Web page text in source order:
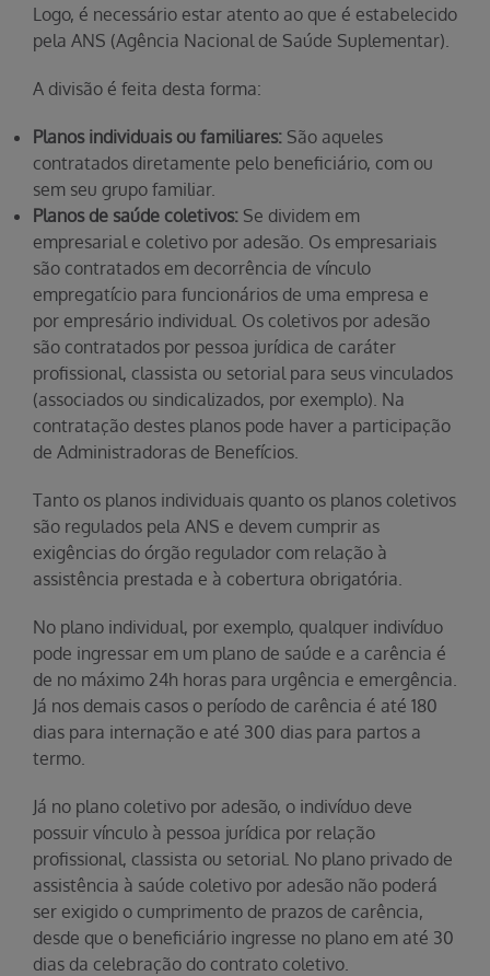
Logo, é necessário estar atento ao que é estabelecido
pela ANS (Agência Nacional de Saúde Suplementar).
A divisão é feita desta forma:
Planos individuais ou familiares: São aqueles
contratados diretamente pelo beneficiário, com ou
sem seu grupo familiar.
Planos de saúde coletivos: Se dividem em
empresarial e coletivo por adesão. Os empresariais
são contratados em decorrência de vínculo
empregatício para funcionários de uma empresa e
por empresário individual. Os coletivos por adesão
são contratados por pessoa jurídica de caráter
profissional, classista ou setorial para seus vinculados
(associados ou sindicalizados, por exemplo). Na
contratação destes planos pode haver a participação
de Administradoras de Benefícios.
Tanto os planos individuais quanto os planos coletivos
são regulados pela ANS e devem cumprir as
exigências do órgão regulador com relação à
assistência prestada e à cobertura obrigatória.
No plano individual, por exemplo, qualquer indivíduo
pode ingressar em um plano de saúde e a carência é
de no máximo 24h horas para urgência e emergência.
Já nos demais casos o período de carência é até 180
dias para internação e até 300 dias para partos a
termo.
Já no plano coletivo por adesão, o indivíduo deve
possuir vínculo à pessoa jurídica por relação
profissional, classista ou setorial. No plano privado de
assistência à saúde coletivo por adesão não poderá
ser exigido o cumprimento de prazos de carência,
desde que o beneficiário ingresse no plano em até 30
dias da celebração do contrato coletivo.